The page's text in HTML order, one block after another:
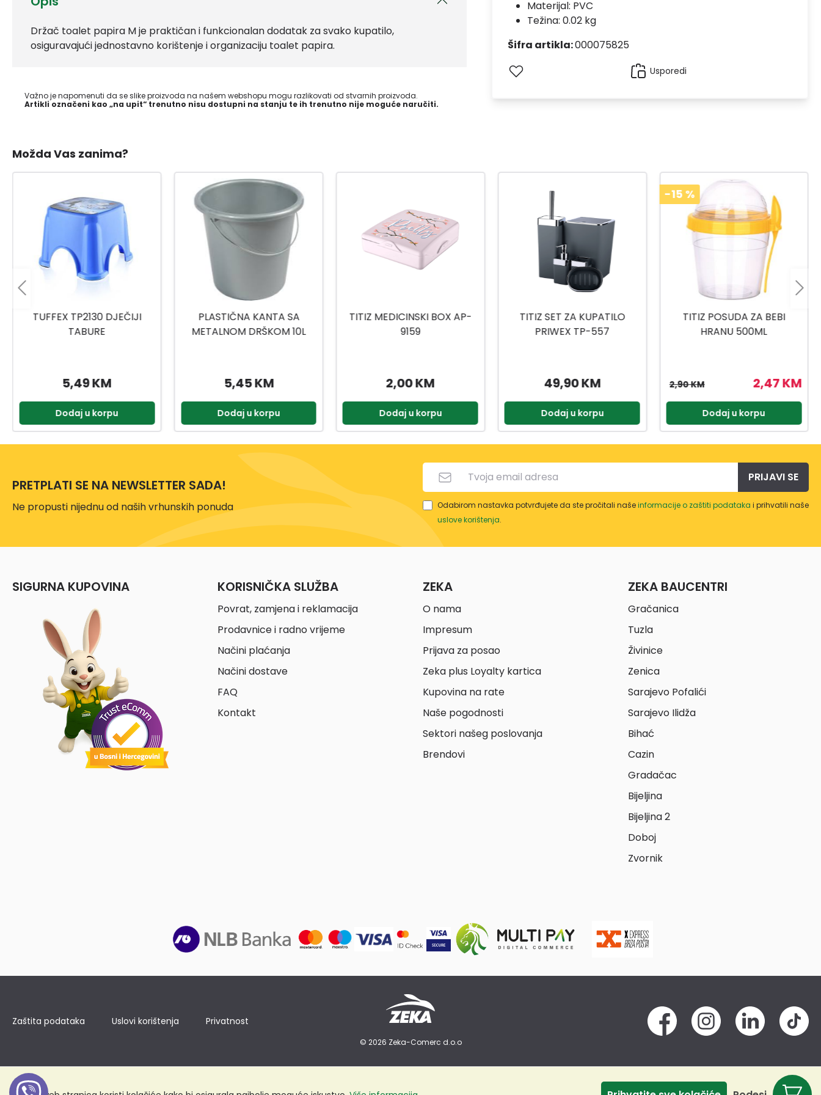
Držač toalet papira M je praktičan i funkcionalan dodatak za svako kupatilo,
osiguravajući jednostavno korištenje i organizaciju toalet papira.
Važno je napomenuti da se slike proizvoda na našem webshopu mogu razlikovati od stvarnih proizvoda.
Artikli označeni kao „na upit“ trenutno nisu dostupni na stanju te ih trenutno nije moguće naručiti.
Materijal: PVC
Težina: 0.02 kg
Šifra artikla:000075825
Usporedi
Možda Vas zanima?
PLASTIČNA KANTA SA
METALNOM DRŠKOM 10L
5,45 KM
Dodaj u korpu
TITIZ MEDICINSKI BOX AP-
9159
2,00 KM
Dodaj u korpu
TITIZ SET ZA KUPATILO
PRIWEX TP-557
49,90 KM
Dodaj u korpu
TITIZ POSUDA ZA BEBI
HRANU 500ML
2,47 KM
Dodaj u korpu
-15 %
TITIZ SET ZA SLADOLED AP-
9425
3,57 KM
4,20 KM
Dodaj u korpu
PRETPLATI SE NA NEWSLETTER SADA!
Ne propusti nijednu od naših vrhunskih ponuda
PRIJAVI SE
Odabirom nastavka potvrđujete da ste pročitali našeinformacije o zaštiti podataka i prihvatili naše
uslove korištenja.
SIGURNA KUPOVINA KORISNIČKA SLUŽBA
Povrat, zamjena i reklamacija
Prodavnice i radno vrijeme
Načini plaćanja
Načini dostave
FAQ
Kontakt
ZEKA
O nama
Impresum
Prijava za posao
Zeka plus Loyalty kartica
Kupovina na rate
Naše pogodnosti
Sektori našeg poslovanja
Brendovi
ZEKA BAUCENTRI
Gračanica
Tuzla
Živinice
Zenica
Sarajevo Pofalići
Sarajevo Ilidža
Bihać
Cazin
Gradačac
Bijeljina
Bijeljina 2
Doboj
Zvornik
Zaštita podataka Uslovi korištenja Privatnost
© 2026 Zeka-Comerc d.o.o